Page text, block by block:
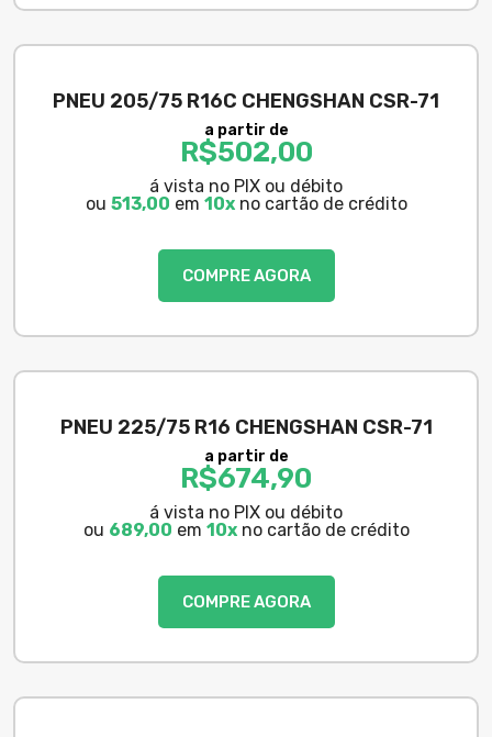
PNEU 205/75 R16C CHENGSHAN CSR-71
a partir de
R$502,00
á vista no PIX ou débito
ou 513,00 em 10xno cartão de crédito
COMPRE AGORA
PNEU 225/75 R16 CHENGSHAN CSR-71
a partir de
R$674,90
á vista no PIX ou débito
ou 689,00 em 10xno cartão de crédito
COMPRE AGORA